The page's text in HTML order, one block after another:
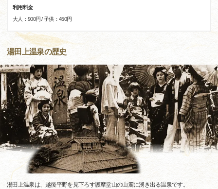
利用料金
大人：900円 / 子供：450円
湯田上温泉の歴史
湯田上温泉は、越後平野を見下ろす護摩堂山の山麓に湧き出る温泉です。